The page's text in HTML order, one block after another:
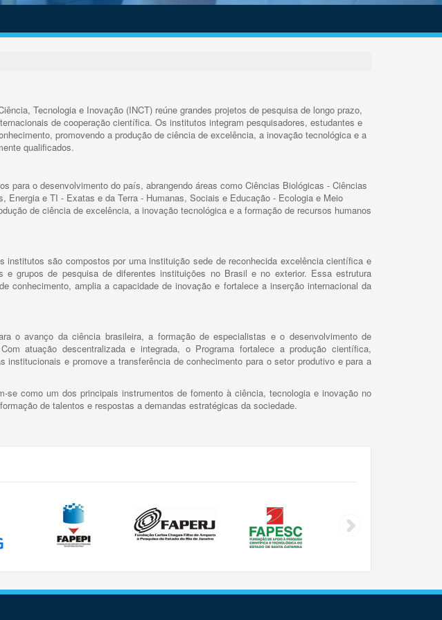
Tecnologia e Inovação (INCT) reúne grandes projetos de pesquisa de longo prazo,
de cooperação científica. Os institutos integram pesquisadores, estudantes e
promovendo a produção de ciência de excelência, a inovação tecnológica e a
qualificados.
para o desenvolvimento do país, abrangendo áreas como Ciências Biológicas - Ciências
Energia e TI - Exatas e da Terra - Humanas, Sociais e Educação - Ecologia e Meio
de ciência de excelência, a inovação tecnológica e a formação de recursos humanos
institutos são compostos por uma instituição sede de reconhecida excelência científica e
e grupos de pesquisa de diferentes instituições no Brasil e no exterior. Essa estrutura
conhecimento, amplia a capacidade de inovação e fortalece a inserção internacional da
o avanço da ciência brasileira, a formação de especialistas e o desenvolvimento de
atuação descentralizada e integrada, o Programa fortalece a produção científica,
institucionais e promove a transferência de conhecimento para o setor produtivo e para a
se como um dos principais instrumentos de fomento à ciência, tecnologia e inovação no
de talentos e respostas a demandas estratégicas da sociedade.